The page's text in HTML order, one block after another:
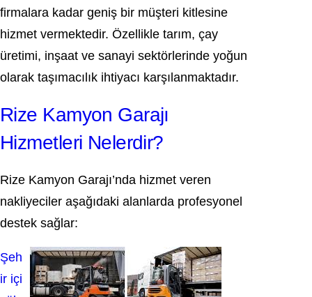
firmalara kadar geniş bir müşteri kitlesine
hizmet vermektedir. Özellikle tarım, çay
üretimi, inşaat ve sanayi sektörlerinde yoğun
olarak taşımacılık ihtiyacı karşılanmaktadır.
Rize Kamyon Garajı
Hizmetleri Nelerdir?
Rize Kamyon Garajı’nda hizmet veren
nakliyeciler aşağıdaki alanlarda profesyonel
destek sağlar:
Şeh
ir içi